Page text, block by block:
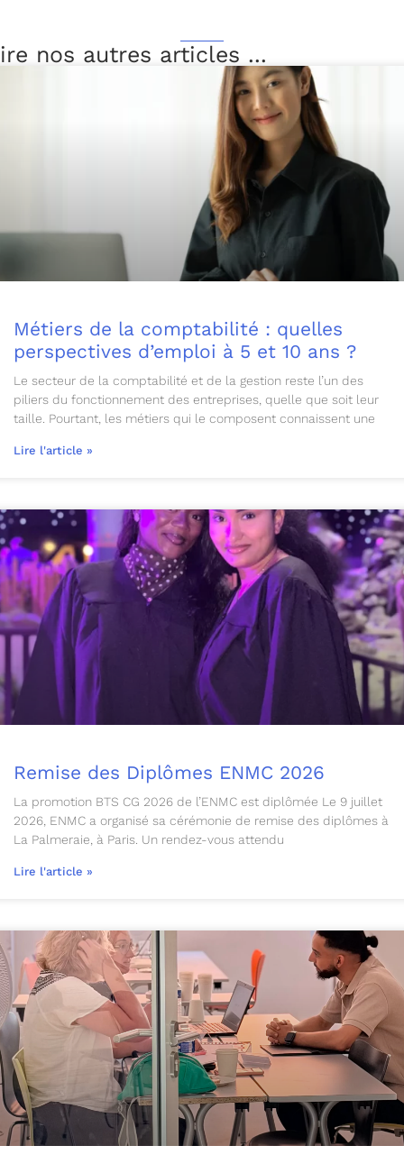
nos autres articles ...
Métiers de la comptabilité : quelles
perspectives d’emploi à 5 et 10 ans ?
Le secteur de la comptabilité et de la gestion reste l’un des
piliers du fonctionnement des entreprises, quelle que soit leur
taille. Pourtant, les métiers qui le composent connaissent une
Lire l'article »
Remise des Diplômes ENMC 2026
La promotion BTS CG 2026 de l’ENMC est diplômée Le 9 juillet
2026, ENMC a organisé sa cérémonie de remise des diplômes à
La Palmeraie, à Paris. Un rendez-vous attendu
Lire l'article »